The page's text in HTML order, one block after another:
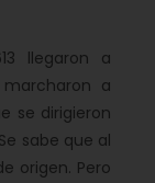
llegaron a
a
se dirigieron
sabe que al
origen. Pero